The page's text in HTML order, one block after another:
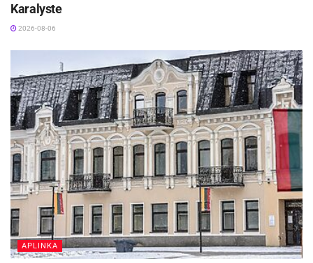
Karalyste
2026-08-06
APLINKA